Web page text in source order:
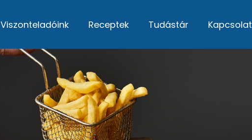
Viszonteladóink Receptek Tudástár Kapcsolat